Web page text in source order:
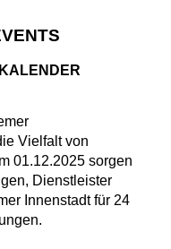
Vielfalt von
01.12.2025 sorgen
Dienstleister
Innenstadt für 24